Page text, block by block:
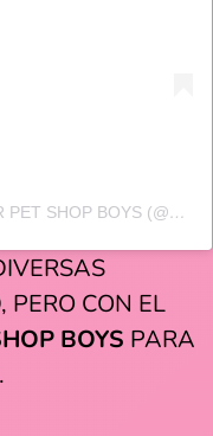
UNA PUBLICACIÓN COMPARTIDA POR PET SHOP BOYS (@PETSHOPBOYS)
PERO CON EL
BOYS PARA